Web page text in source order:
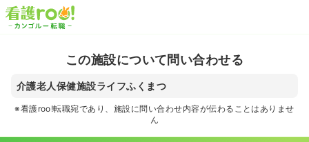
この施設について問い合わせる
介護老人保健施設ライフふくまつ
※看護roo!転職宛であり、施設に問い合わせ内容が伝わることはありませ
ん